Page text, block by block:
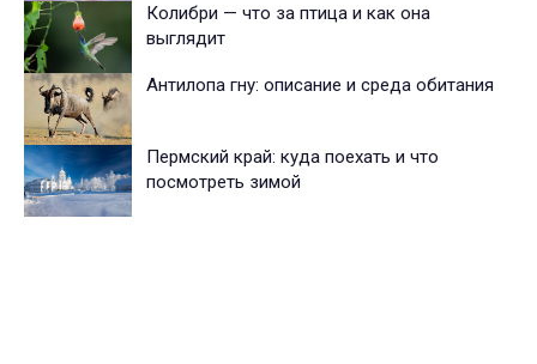
Колибри — что за птица и как она
выглядит
Антилопа гну: описание и среда обитания
Пермский край: куда поехать и что
посмотреть зимой